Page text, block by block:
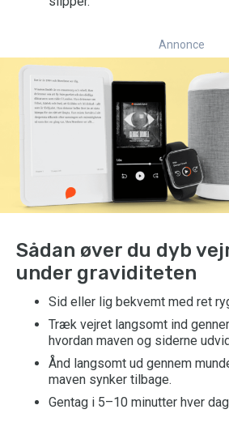
Annonce
Sådan øver du dyb
under graviditeten
Sid eller lig bekvemt med ret
Træk vejret langsomt ind
hvordan maven og siderne
Ånd langsomt ud gennem
maven synker tilbage.
Gentag i 5–10 minutter hver